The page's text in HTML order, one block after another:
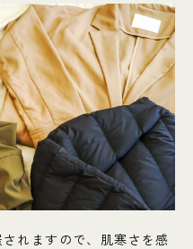
れますので、肌寒さを感